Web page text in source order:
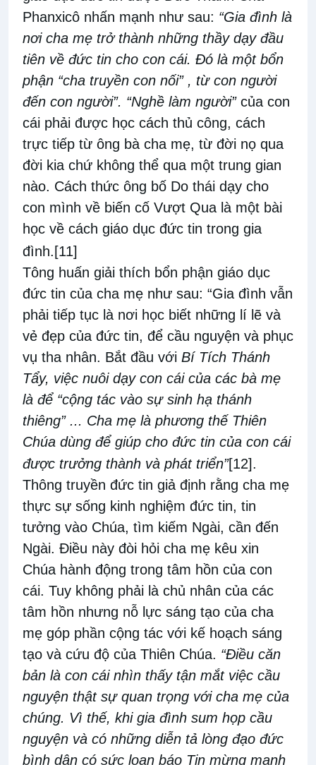
Phanxicô nhấn mạnh như sau: “Gia đình là
nơi cha mẹ trở thành những thầy dạy đầu
tiên về đức tin cho con cái. Đó là một bổn
phận “cha truyền con nối” , từ con người
đến con người”. “Nghề làm người”của con
cái phải được học cách thủ công, cách
trực tiếp từ ông bà cha mẹ, từ đời nọ qua
đời kia chứ không thể qua một trung gian
nào. Cách thức ông bố Do thái dạy cho
con mình về biến cố Vượt Qua là một bài
học về cách giáo dục đức tin trong gia
đình.[11]
Tông huấn giải thích bổn phận giáo dục
đức tin của cha mẹ như sau: “Gia đình vẫn
phải tiếp tục là nơi học biết những lí lẽ và
vẻ đẹp của đức tin, để cầu nguyện và phục
vụ tha nhân. Bắt đầu với Bí Tích Thánh
Tẩy, việc nuôi dạy con cái của các bà mẹ
là để “cộng tác vào sự sinh hạ thánh
thiêng” ... Cha mẹ là phương thế Thiên
Chúa dùng để giúp cho đức tin của con cái
được trưởng thành và phát triển”[12].
Thông truyền đức tin giả định rằng cha mẹ
thực sự sống kinh nghiệm đức tin, tin
tưởng vào Chúa, tìm kiếm Ngài, cần đến
Ngài. Điều này đòi hỏi cha mẹ kêu xin
Chúa hành động trong tâm hồn của con
cái. Tuy không phải là chủ nhân của các
tâm hồn nhưng nỗ lực sáng tạo của cha
mẹ góp phần cộng tác với kế hoạch sáng
tạo và cứu độ của Thiên Chúa. “Điều căn
bản là con cái nhìn thấy tận mắt việc cầu
nguyện thật sự quan trọng với cha mẹ của
chúng. Vì thế, khi gia đình sum họp cầu
nguyện và có những diễn tả lòng đạo đức
bình dân có sức loan báo Tin mừng mạnh